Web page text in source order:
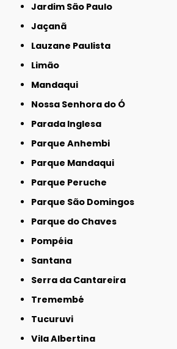
Jardim São Paulo
Jaçanã
Lauzane Paulista
Limão
Mandaqui
Nossa Senhora do Ó
Parada Inglesa
Parque Anhembi
Parque Mandaqui
Parque Peruche
Parque São Domingos
Parque do Chaves
Pompéia
Santana
Serra da Cantareira
Tremembé
Tucuruvi
Vila Albertina